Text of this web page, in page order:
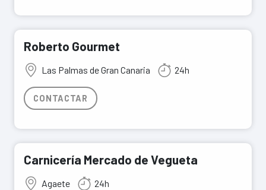
Roberto Gourmet
Las Palmas de Gran Canaria 24h
CONTACTAR
Carnicería Mercado de Vegueta
Agaete 24h